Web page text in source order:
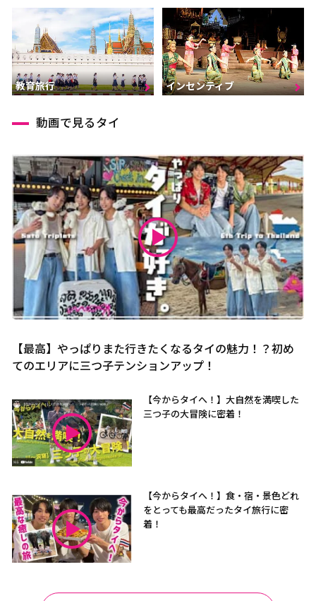
教育旅行 インセンティブ
動画で見るタイ
【最高】やっぱりまた行きたくなるタイの魅力！？初め
てのエリアに三つ子テンションアップ！
【今からタイへ！】大自然を満喫した
三つ子の大冒険に密着！
【今からタイへ！】食・宿・景色どれ
をとっても最高だったタイ旅行に密
着！